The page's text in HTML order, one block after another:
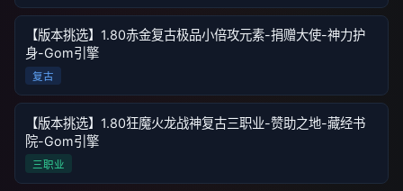
【版本挑选】1.80赤金复古极品小倍攻元素-捐赠大使-神力护
身-Gom引擎
复古
【版本挑选】1.80狂魔火龙战神复古三职业-赞助之地-藏经书
院-Gom引擎
三职业